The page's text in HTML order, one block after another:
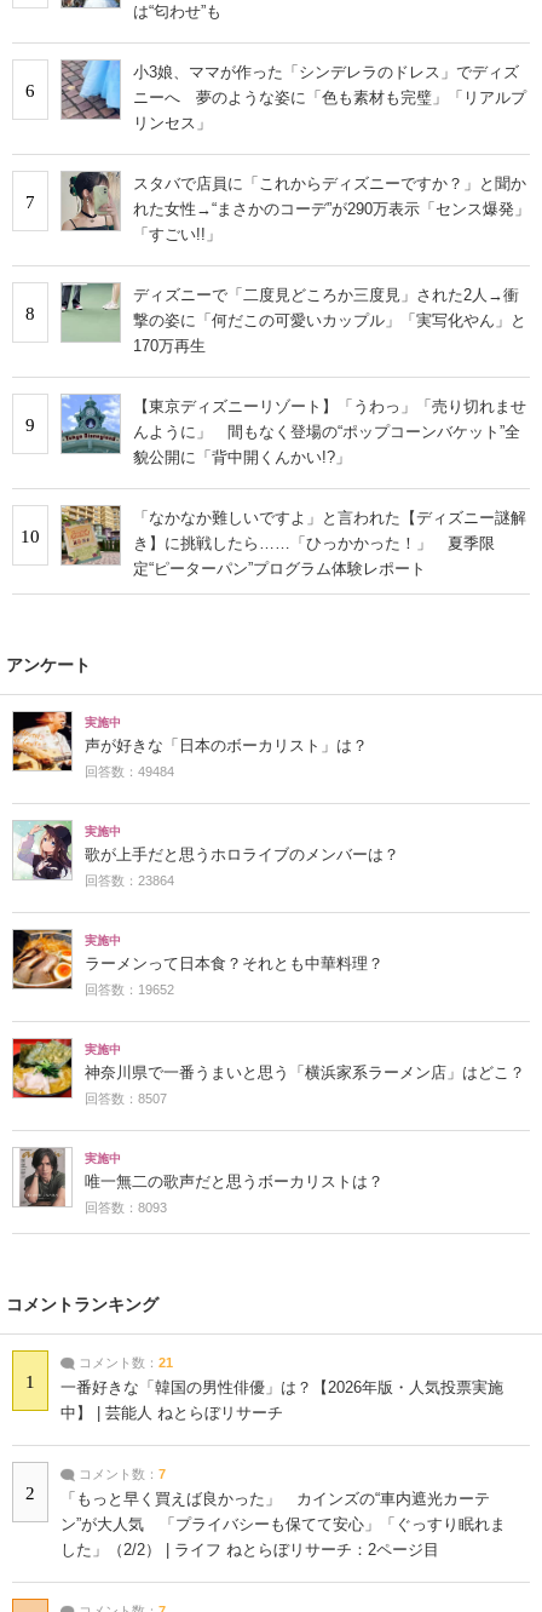
は“匂わせ”も
6
小3娘、ママが作った「シンデレラのドレス」でディズ
ニーへ 夢のような姿に「色も素材も完璧」「リアルプ
リンセス」
7
スタバで店員に「これからディズニーですか？」と聞か
れた女性→“まさかのコーデ”が290万表示「センス爆発」
「すごい!!」
8
ディズニーで「二度見どころか三度見」された2人→衝
撃の姿に「何だこの可愛いカップル」「実写化やん」と
170万再生
9
【東京ディズニーリゾート】「うわっ」「売り切れませ
んように」 間もなく登場の“ポップコーンバケット”全
貌公開に「背中開くんかい!?」
10
「なかなか難しいですよ」と言われた【ディズニー謎解
き】に挑戦したら……「ひっかかった！」 夏季限
定“ピーターパン”プログラム体験レポート
アンケート
実施中
声が好きな「日本のボーカリスト」は？
回答数：49484
実施中
歌が上手だと思うホロライブのメンバーは？
回答数：23864
実施中
ラーメンって日本食？それとも中華料理？
回答数：19652
実施中
神奈川県で一番うまいと思う「横浜家系ラーメン店」はどこ？
回答数：8507
実施中
唯一無二の歌声だと思うボーカリストは？
回答数：8093
コメントランキング
1
コメント数： 21
一番好きな「韓国の男性俳優」は？【2026年版・人気投票実施
中】 | 芸能人 ねとらぼリサーチ
2
コメント数： 7
「もっと早く買えば良かった」 カインズの“車内遮光カーテ
ン”が大人気 「プライバシーも保てて安心」「ぐっすり眠れま
した」（2/2） | ライフ ねとらぼリサーチ：2ページ目